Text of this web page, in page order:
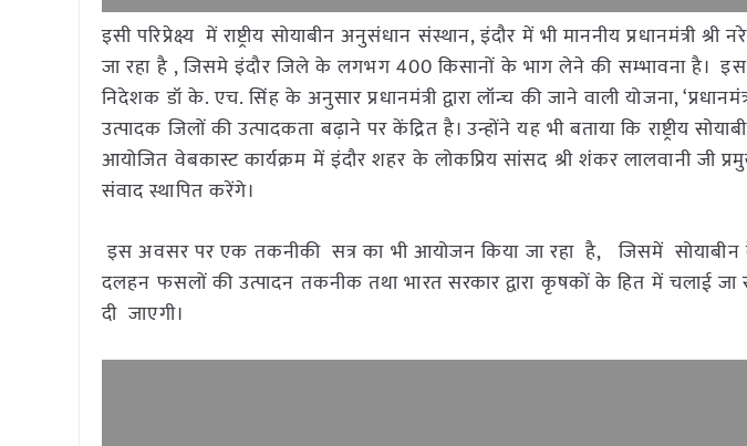
इसी परिप्रेक्ष्य में राष्ट्रीय सोयाबीन अनुसंधान संस्थान, इंदौर में भी माननीय प्रधानमंत्री
जा रहा है , जिसमे इंदौर जिले के लगभग 400 किसानों के भाग लेने की सम्भावना है। इस
निदेशक डॉ के. एच. सिंह के अनुसार प्रधानमंत्री द्वारा लॉन्च की जाने वाली योजना,
उत्पादक जिलों की उत्पादकता बढ़ाने पर केंद्रित है। उन्होंने यह भी बताया कि राष्ट्रीय
आयोजित वेबकास्ट कार्यक्रम में इंदौर शहर के लोकप्रिय सांसद श्री शंकर लालवानी जी
संवाद स्थापित करेंगे।
इस अवसर पर एक तकनीकी सत्र का भी आयोजन किया जा रहा है, जिसमें सोयाबीन
दलहन फसलों की उत्पादन तकनीक तथा भारत सरकार द्वारा कृषकों के हित में चलाई जा
दी जाएगी।